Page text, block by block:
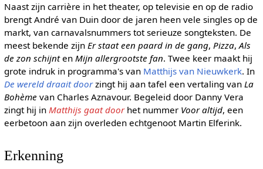
Naast zijn carrière in het theater, op televisie en op de radio
brengt André van Duin door de jaren heen vele singles op de
markt, van carnavalsnummers tot serieuze songteksten. De
meest bekende zijn Er staat een paard in de gang, Pizza,Als
de zon schijnten Mijn allergrootste fan. Twee keer maakt hij
grote indruk in programma's van Matthijs van Nieuwkerk. In
De wereld draait doorzingt hij aan tafel een vertaling van La
Bohème van Charles Aznavour. Begeleid door Danny Vera
zingt hij in Matthijs gaat doorhet nummer Voor altijd, een
eerbetoon aan zijn overleden echtgenoot Martin Elferink.
Erkenning